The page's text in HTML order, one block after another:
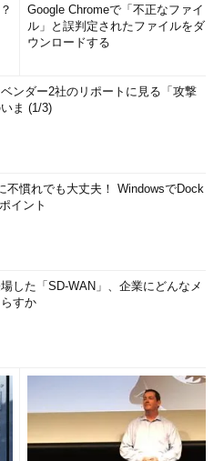
Google Chromeで「不正なファイ
ル」と誤判定されたファイルをダ
ウンロードする
ンダー2社のリポートに見る「攻撃
ま (1/3)
不慣れでも大丈夫！ WindowsでDock
イント
した「SD-WAN」、企業にどんなメ
すか